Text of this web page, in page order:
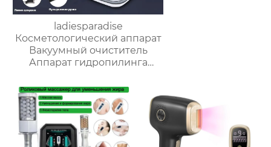
ladiesparadise
Косметологический аппарат
Вакуумный очиститель
Аппарат гидропилинга
инструмент для красоты
лица, омолаживающий,
очищающий кожу